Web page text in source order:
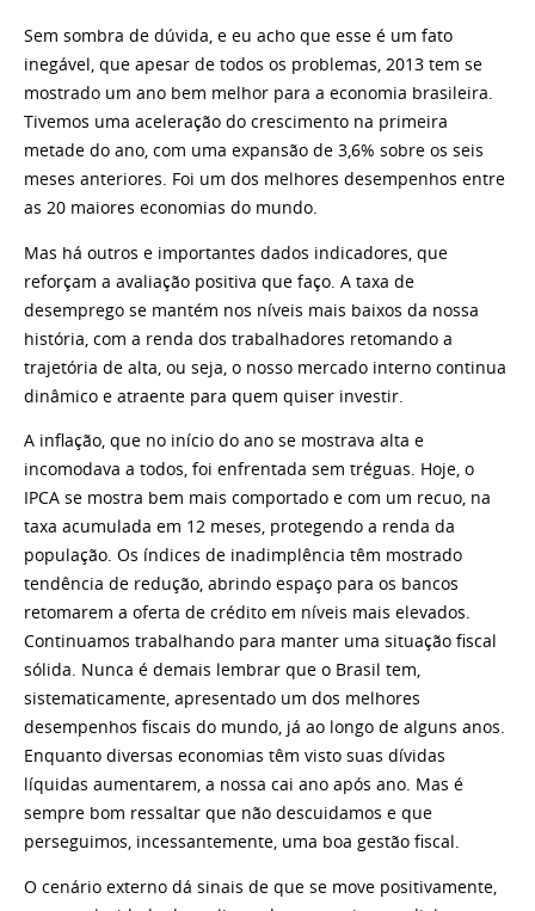
Sem sombra de dúvida, e eu acho que esse é um fato
inegável, que apesar de todos os problemas, 2013 tem se
mostrado um ano bem melhor para a economia brasileira.
Tivemos uma aceleração do crescimento na primeira
metade do ano, com uma expansão de 3,6% sobre os seis
meses anteriores. Foi um dos melhores desempenhos entre
as 20 maiores economias do mundo.
Mas há outros e importantes dados indicadores, que
reforçam a avaliação positiva que faço. A taxa de
desemprego se mantém nos níveis mais baixos da nossa
história, com a renda dos trabalhadores retomando a
trajetória de alta, ou seja, o nosso mercado interno continua
dinâmico e atraente para quem quiser investir.
A inflação, que no início do ano se mostrava alta e
incomodava a todos, foi enfrentada sem tréguas. Hoje, o
IPCA se mostra bem mais comportado e com um recuo, na
taxa acumulada em 12 meses, protegendo a renda da
população. Os índices de inadimplência têm mostrado
tendência de redução, abrindo espaço para os bancos
retomarem a oferta de crédito em níveis mais elevados.
Continuamos trabalhando para manter uma situação fiscal
sólida. Nunca é demais lembrar que o Brasil tem,
sistematicamente, apresentado um dos melhores
desempenhos fiscais do mundo, já ao longo de alguns anos.
Enquanto diversas economias têm visto suas dívidas
líquidas aumentarem, a nossa cai ano após ano. Mas é
sempre bom ressaltar que não descuidamos e que
perseguimos, incessantemente, uma boa gestão fiscal.
O cenário externo dá sinais de que se move positivamente,